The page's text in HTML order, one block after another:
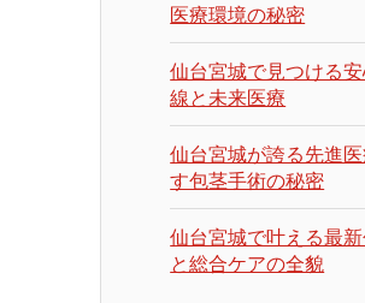
医療環境の秘密
仙台宮城で見つける
線と未来医療
仙台宮城が誇る先進
す包茎手術の秘密
仙台宮城で叶える最
と総合ケアの全貌